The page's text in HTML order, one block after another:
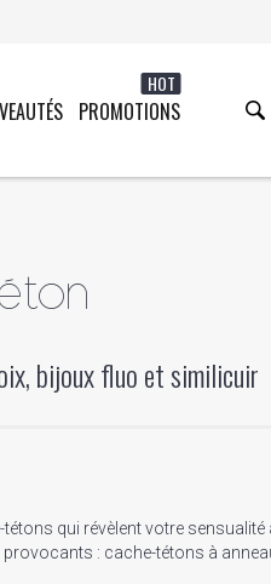
PROMOTIONS
HOT
bijoux fluo et similicuir
qui révèlent votre sensualité
: cache-tétons à